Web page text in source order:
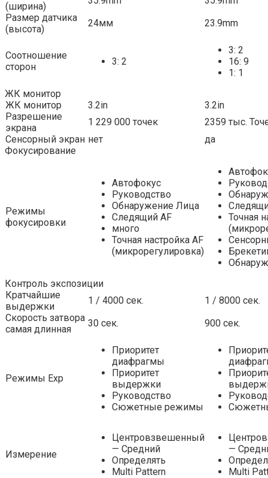
(ширина)
Размер датчика
(высота)
24мм 23.9mm
Соотношение
сторон
3: 2
3: 2
16: 9
1: 1
ЖК монитор
ЖК монитор
3.2in
3.2in
Разрешение
экрана
1 229 000 точек
2359 тыс.
Сенсорный экран нет
да
Фокусирование
Режимы
фокусировки
Автофокус
Руководство
Обнаружение Лица
Следящий AF
много
Точная настройка AF
(микрорегулировка)
Точная
Контроль экспозиции
Кратчайшие
выдержки
1 / 4000 сек.
1 / 8000 сек.
Скорость затвора
самая длинная
30 сек. 900 сек.
Режимы Exp
Приоритет
диафрагмы
Приоритет
выдержки
Руководство
Сюжетные режимы
Измерение
Центровзвешенный
— Средний
Определять
Multi Pattern
—
Multi